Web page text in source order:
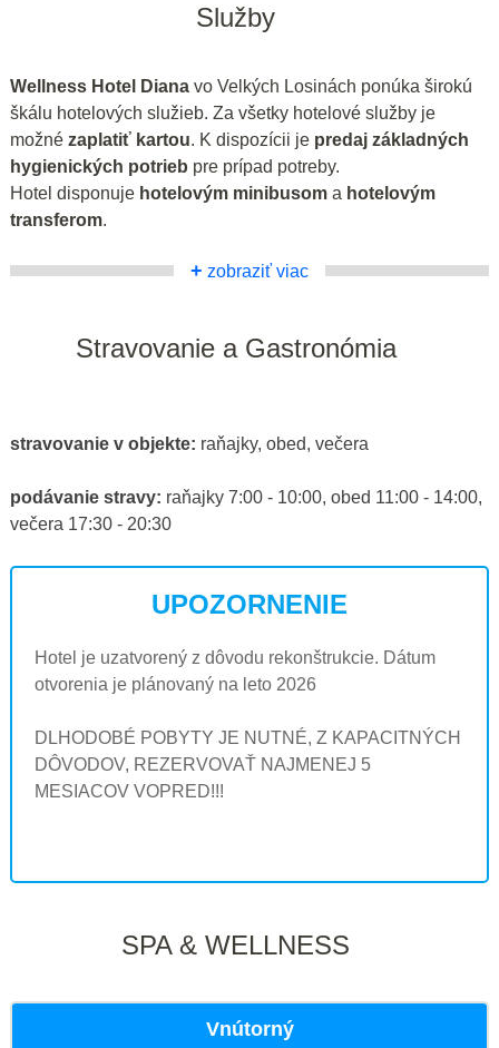
Služby
Wellness Hotel Diana vo Velkých Losinách ponúka širokú
škálu hotelových služieb. Za všetky hotelové služby je
možné zaplatiť kartou. K dispozícii je predaj základných
hygienických potrieb pre prípad potreby.
Hotel disponuje hotelovým minibusom a hotelovým
transferom.
+ zobraziť viac
Stravovanie a Gastronómia
stravovanie v objekte: raňajky, obed, večera
podávanie stravy: raňajky 7:00 - 10:00, obed 11:00 - 14:00,
večera 17:30 - 20:30
UPOZORNENIE
Hotel je uzatvorený z dôvodu rekonštrukcie. Dátum
otvorenia je plánovaný na leto 2026
DLHODOBÉ POBYTY JE NUTNÉ, Z KAPACITNÝCH
DÔVODOV, REZERVOVAŤ NAJMENEJ 5
MESIACOV VOPRED!!!
SPA & WELLNESS
Vnútorný